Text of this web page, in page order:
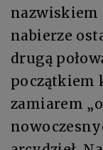
nazwiskiem
nabierze
drugą
początkiem
zamiarem